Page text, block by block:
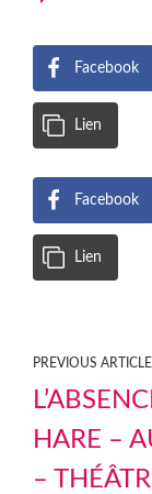
Facebook
Lien
Facebook
Lien
PREVIOUS ARTICLE
HARE –
–